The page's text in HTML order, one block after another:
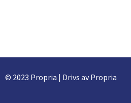
© 2023 Propria | Drivs av Propria